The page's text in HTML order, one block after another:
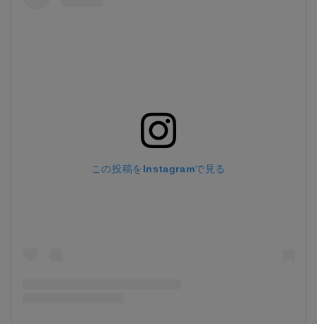
この投稿をInstagramで見る